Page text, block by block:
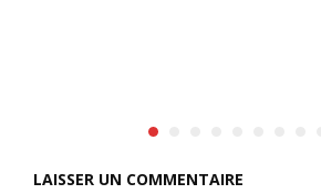
LAISSER UN COMMENTAIRE